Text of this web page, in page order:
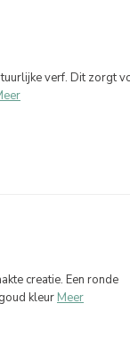
verf. Dit zorgt
creatie. Een ronde
kleur Meer